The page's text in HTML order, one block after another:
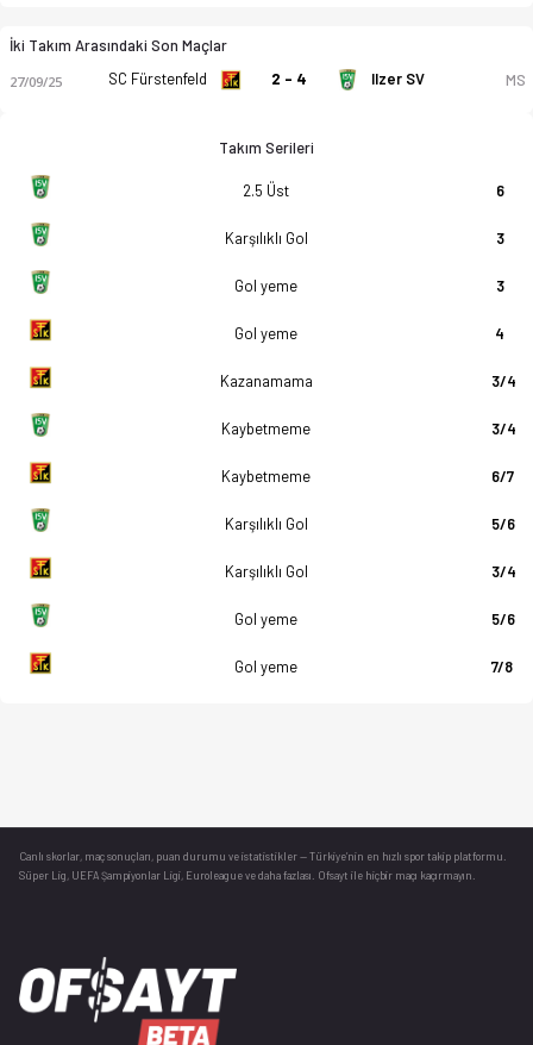
İki Takım Arasındaki Son Maçlar
27/09/25 SC Fürstenfeld 2 - 4 Ilzer SV MS
Takım Serileri
2.5 Üst 6
Karşılıklı Gol 3
Gol yeme 3
Gol yeme 4
Kazanamama 3/4
Kaybetmeme 3/4
Kaybetmeme 6/7
Karşılıklı Gol 5/6
Karşılıklı Gol 3/4
Gol yeme 5/6
Gol yeme 7/8
Canlı skorlar , maç sonuçları, puan durumu ve istatistikler — Türkiye’nin en hızlı spor takip platformu.
Süper Lig, UEFA Şampiyonlar Ligi, Euroleague ve daha fazlası. Ofsayt ile hiçbir maçı kaçırmayın.